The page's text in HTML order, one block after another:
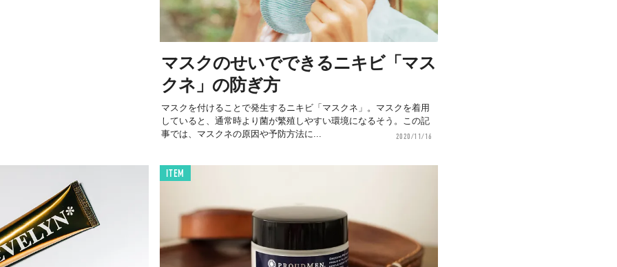
マスクのせいでできるニキビ「マス
クネ」の防ぎ方
マスクを付けることで発生するニキビ「マスクネ」。マスクを着用
していると、通常時より菌が繁殖しやすい環境になるそう。この記
事では、マスクネの原因や予防方法に...
2020/11/16
ITEM